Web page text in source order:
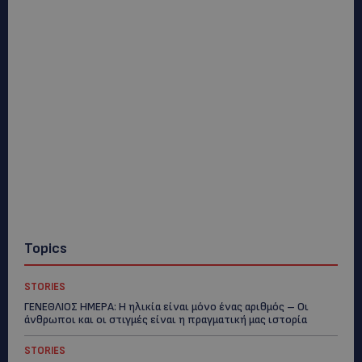
Topics
STORIES
ΓΕΝΕΘΛΙΟΣ ΗΜΕΡΑ: Η ηλικία είναι μόνο ένας αριθμός – Οι
άνθρωποι και οι στιγμές είναι η πραγματική μας ιστορία
STORIES